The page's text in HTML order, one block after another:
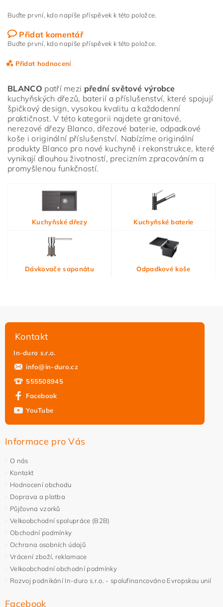
Buďte první, kdo napíše příspěvek k této položce.
Přidat komentář
Buďte první, kdo napíše příspěvek k této položce.
Přidat hodnocení
Vložením hodnocení souhlasíte s
podmínkami ochrany
osobních údajů
BLANCO patří mezi přední světové výrobce
kuchyňských dřezů, baterií a příslušenství, které spojují
špičkový design, vysokou kvalitu a každodenní
praktičnost. V této kategorii najdete granitové,
nerezové dřezy Blanco, dřezové baterie, odpadkové
koše i originální příslušenství. Nabízíme originální
produkty Blanco pro nové kuchyně i rekonstrukce, které
vynikají dlouhou životností, precizním zpracováním a
promyšlenou funkčností.
Kuchyňské dřezy Kuchyňské baterie
Dávkovače saponátu Odpadkové koše
Kontakt
In-duro s.r.o.
info@in-duro.cz
555508945
Facebook
YouTube
Informace pro Vás
O nás
Kontakt
Hodnocení obchodu
Doprava a platba
Půjčovna vzorků
Velkoobchodní spolupráce (B2B)
Obchodní podmínky
Ochrana osobních údajů
Vrácení zboží, reklamace
Velkoobchodní obchodní podmínky
Rozvoj podnikání In-duro s.r.o. - spolufinancováno Evropskou unií
Facebook